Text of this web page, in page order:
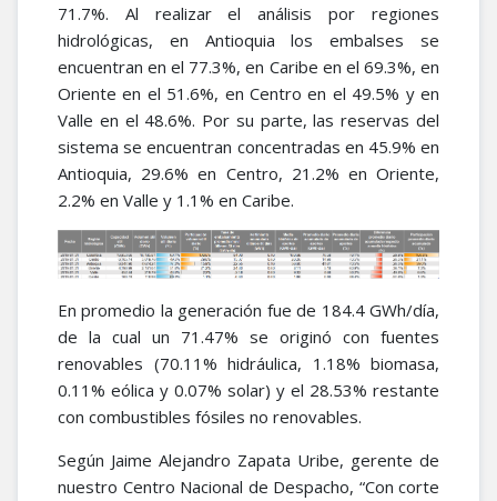
71.7%. Al realizar el análisis por regiones
hidrológicas, en Antioquia los embalses se
encuentran en el 77.3%, en Caribe en el 69.3%, en
Oriente en el 51.6%, en Centro en el 49.5% y en
Valle en el 48.6%. Por su parte, las reservas del
sistema se encuentran concentradas en 45.9% en
Antioquia, 29.6% en Centro, 21.2% en Oriente,
2.2% en Valle y 1.1% en Caribe.​
En promedio la generación fue de 184.4 GWh/día,
de la cual un 71.47% se originó con fuentes
renovables (70.11% hidráulica, 1.18% biomasa,
0.11% eólica y 0.07% solar) y el 28.53% restante
con combustibles fósiles no renovables.
Según Jaime Alejandro Zapata Uribe, gerente de
nuestro Centro Nacional de Despacho, “Con corte